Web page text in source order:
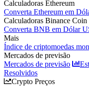
Calculadoras Ethereum
Converta Ethereum em
Calculadoras Binance Coin
Converta BNB em Dólar
Mais
Índice de criptomoedas
Mercados de previsão
Mercados de previsão
Resolvidos
Crypto Preços